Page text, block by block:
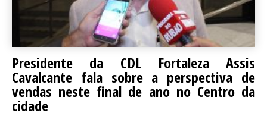
Presidente da CDL Fortaleza Assis
Cavalcante fala sobre a perspectiva de
vendas neste final de ano no Centro da
cidade